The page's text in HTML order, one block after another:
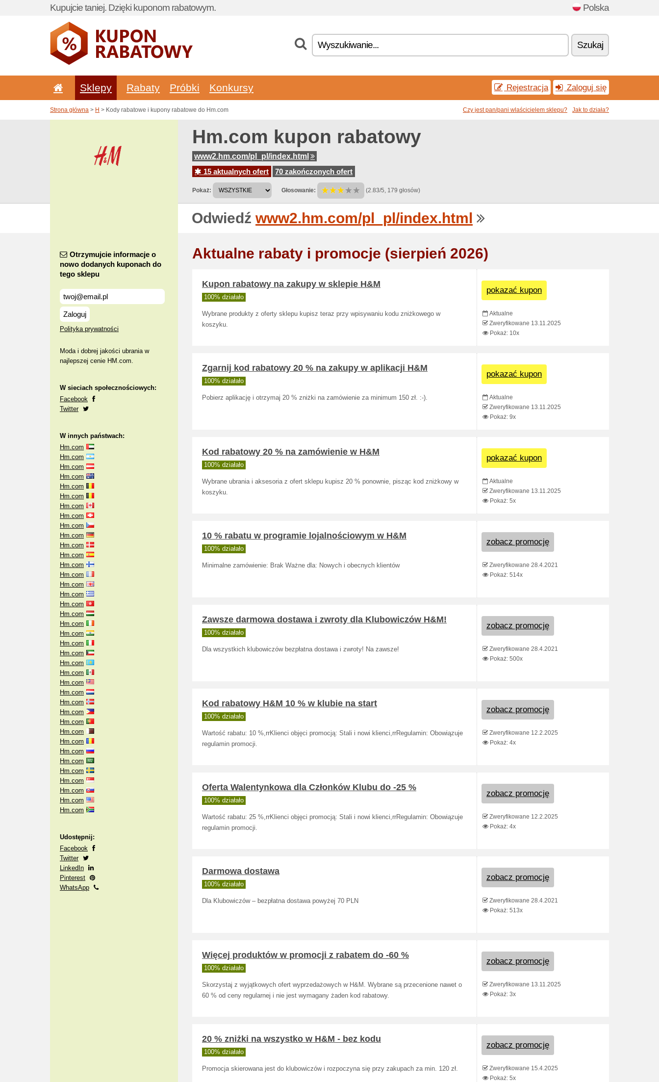
Kupujcie taniej. Dzięki kuponom rabatowym. Polska
Szukaj
Sklepy Rabaty Próbki Konkursy Rejestracja Zaloguj się
Strona główna > H > Kody rabatowe i kupony rabatowe do Hm.com Czy jest pan/pani wlaścicielem sklepu? Jak to działa?
Hm.com kupon rabatowy
www2.hm.com/pl_pl/index.html
15 aktualnych ofert
70 zakończonych ofert
Pokaż: Głosowanie: (2.83/5, 179 głosów)
Odwiedź www2.hm.com/pl_pl/index.html
Otrzymujcie informacje o
nowo dodanych kuponach do
tego sklepu
Zaloguj
Polityka prywatności
Moda i dobrej jakości ubrania w
najlepszej cenie HM.com.
W sieciach społecznościowych:
Facebook
Twitter
W innych państwach:
Hm.com
Hm.com
Hm.com
Hm.com
Hm.com
Hm.com
Hm.com
Hm.com
Hm.com
Hm.com
Hm.com
Hm.com
Hm.com
Hm.com
Hm.com
Hm.com
Hm.com
Hm.com
Hm.com
Hm.com
Hm.com
Hm.com
Hm.com
Hm.com
Hm.com
Hm.com
Hm.com
Hm.com
Hm.com
Hm.com
Hm.com
Hm.com
Hm.com
Hm.com
Hm.com
Hm.com
Hm.com
Hm.com
Udostępnij:
Facebook
Twitter
LinkedIn
Pinterest
WhatsApp
Aktualne rabaty i promocje (sierpień 2026)
Kupon rabatowy na zakupy w sklepie H&M
100% działało
Wybrane produkty z oferty sklepu kupisz teraz przy wpisywaniu kodu zniżkowego w
koszyku.
pokazać kupon
Aktualne
Zweryfikowane 13.11.2025
Pokaż: 10x
Zgarnij kod rabatowy 20 % na zakupy w aplikacji H&M
100% działało
Pobierz aplikację i otrzymaj 20 % zniżki na zamówienie za minimum 150 zł. :-).
pokazać kupon
Aktualne
Zweryfikowane 13.11.2025
Pokaż: 9x
Kod rabatowy 20 % na zamówienie w H&M
100% działało
Wybrane ubrania i aksesoria z ofert sklepu kupisz 20 % ponownie, pisząc kod zniżkowy w
koszyku.
pokazać kupon
Aktualne
Zweryfikowane 13.11.2025
Pokaż: 5x
10 % rabatu w programie lojalnościowym w H&M
100% działało
Minimalne zamówienie: Brak Ważne dla: Nowych i obecnych klientów
zobacz promocję
Zweryfikowane 28.4.2021
Pokaż: 514x
Zawsze darmowa dostawa i zwroty dla Klubowiczów H&M!
100% działało
Dla wszystkich klubowiczów bezpłatna dostawa i zwroty! Na zawsze!
zobacz promocję
Zweryfikowane 28.4.2021
Pokaż: 500x
Kod rabatowy H&M 10 % w klubie na start
100% działało
Wartość rabatu: 10 %,rrKlienci objęci promocją: Stali i nowi klienci,rrRegulamin: Obowiązuje
regulamin promocji.
zobacz promocję
Zweryfikowane 12.2.2025
Pokaż: 4x
Oferta Walentynkowa dla Członków Klubu do -25 %
100% działało
Wartość rabatu: 25 %,rrKlienci objęci promocją: Stali i nowi klienci,rrRegulamin: Obowiązuje
regulamin promocji.
zobacz promocję
Zweryfikowane 12.2.2025
Pokaż: 4x
Darmowa dostawa
100% działało
Dla Klubowiczów – bezpłatna dostawa powyżej 70 PLN
zobacz promocję
Zweryfikowane 28.4.2021
Pokaż: 513x
Więcej produktów w promocji z rabatem do -60 %
100% działało
Skorzystaj z wyjątkowych ofert wyprzedażowych w H&M. Wybrane są przecenione nawet o
60 % od ceny regularnej i nie jest wymagany żaden kod rabatowy.
zobacz promocję
Zweryfikowane 13.11.2025
Pokaż: 3x
20 % zniżki na wszystko w H&M - bez kodu
100% działało
Promocja skierowana jest do klubowiczów i rozpoczyna się przy zakupach za min. 120 zł.
zobacz promocję
Zweryfikowane 15.4.2025
Pokaż: 5x